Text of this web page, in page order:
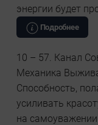
энергии будет
Подробнее
10 – 57. Канал
Механика
Способность,
усиливать
на